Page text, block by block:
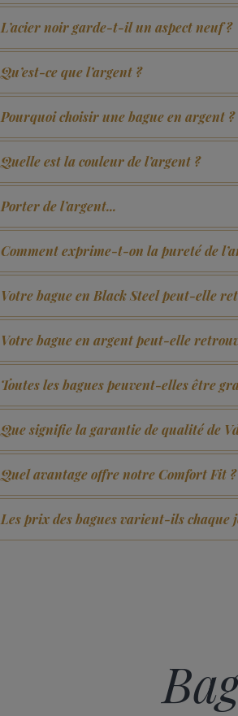
L’acier noir garde-t-il un aspect neuf ?
Qu’est-ce que l’argent ?
Pourquoi choisir une bague en argent ?
Quelle est la couleur de l’argent ?
Porter de l’argent...
Comment exprime-t-on la pureté de
Votre bague en Black Steel peut-elle
Votre bague en argent peut-elle
Toutes les bagues peuvent-elles être
Que signifie la garantie de qualité de
Quel avantage offre notre Comfort Fit ?
Les prix des bagues varient-ils chaque